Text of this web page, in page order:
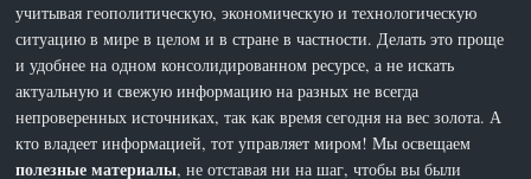
учитывая геополитическую, экономическую и технологическую
ситуацию в мире в целом и в стране в частности. Делать это проще
и удобнее на одном консолидированном ресурсе, а не искать
актуальную и свежую информацию на разных не всегда
непроверенных источниках, так как время сегодня на вес золота. А
кто владеет информацией, тот управляет миром! Мы освещаем
полезные материалы, не отставая ни на шаг, чтобы вы были